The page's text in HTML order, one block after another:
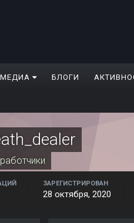
МЕДИА БЛОГИ
ЗАРЕГИСТРИРОВАН
28 октября, 2020